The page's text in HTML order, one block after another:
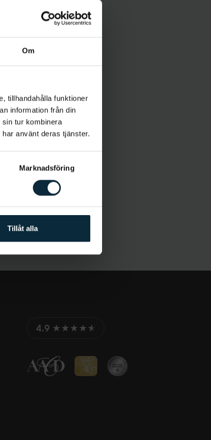
Om
tillhandahålla funktioner
information från din
tur kombinera
använt deras tjänster.
Marknadsföring
Tillåt alla
4.9